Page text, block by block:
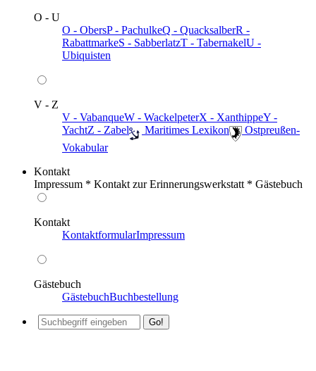
O - U
O - ObersP - PachulkeQ - QuacksalberR -
RabattmarkeS - SabberlatzT - TabernakelU -
Ubiquisten
V - Z
V - VabanqueW - WackelpeterX - XanthippeY -
YachtZ - Zabel ️ Maritimes Lexikon
️ Ostpreußen-
Vokabular
Kontakt
Impressum * Kontakt zur Erinnerungswerkstatt * Gästebuch
Kontakt
KontaktformularImpressum
Gästebuch
GästebuchBuchbestellung